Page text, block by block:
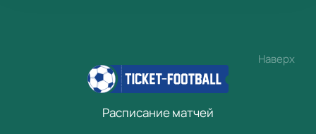
Наверх
Расписание матчей